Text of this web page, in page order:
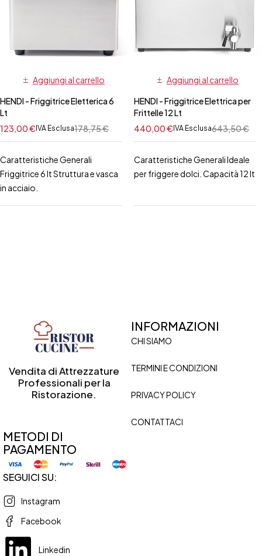
Aggiungi al carrello
HENDI - Friggitrice Eletterica 6
Lt
178,75€
123,00€IVA Esclusa
Caratteristiche Generali
Friggitrice 6 lt Struttura e vasca
in acciaio.
Aggiungi al carrello
HENDI - Friggitrice Elettrica per
Frittelle 12 Lt
643,50€
440,00€IVA Esclusa
Caratteristiche Generali Ideale
per friggere dolci. Capacità 12 lt
Vendita di Attrezzature
Professionali per la
Ristorazione.
INFORMAZIONI
CHI SIAMO
TERMINI E CONDIZIONI
PRIVACY POLICY
CONTATTACI
METODI DI
PAGAMENTO
SEGUICI SU:
Instagram
Facebook
Linkedin